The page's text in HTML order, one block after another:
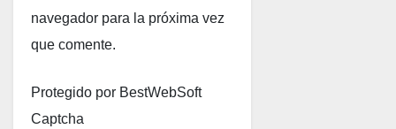
navegador para la próxima vez
que comente.
Protegido por BestWebSoft
Captcha